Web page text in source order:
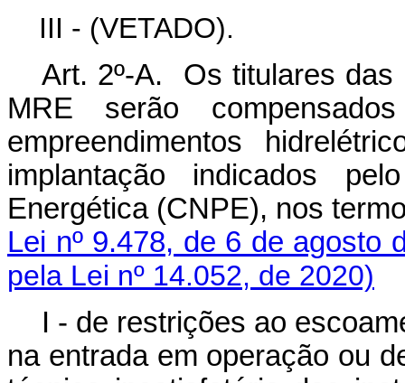
III - (VETADO).
Art. 2º-A. Os titulares das
MRE serão
empreendimentos
implantação indicados
Energética (CNPE), nos
Lei nº 9.478, de 6 de agosto
pela Lei nº 14.052, de 2020)
I - de restrições ao
na entrada em operação ou